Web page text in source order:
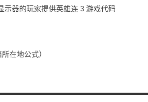
器的玩家提供英雄连 3 游戏代码
在地公式）